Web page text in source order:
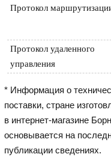
Протокол
Протокол удаленного
управления
* Информация о
поставки, стране
в интернет-магазине
основывается на
публикации сведениях.